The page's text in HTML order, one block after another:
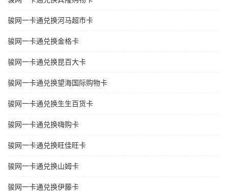
骏网一卡通兑换河马超市卡
骏网一卡通兑换金格卡
骏网一卡通兑换昆百大卡
骏网一卡通兑换望海国际购物卡
骏网一卡通兑换生生百货卡
骏网一卡通兑换嗨购卡
骏网一卡通兑换旺佳旺卡
骏网一卡通兑换山姆卡
骏网一卡通兑换伊藤卡